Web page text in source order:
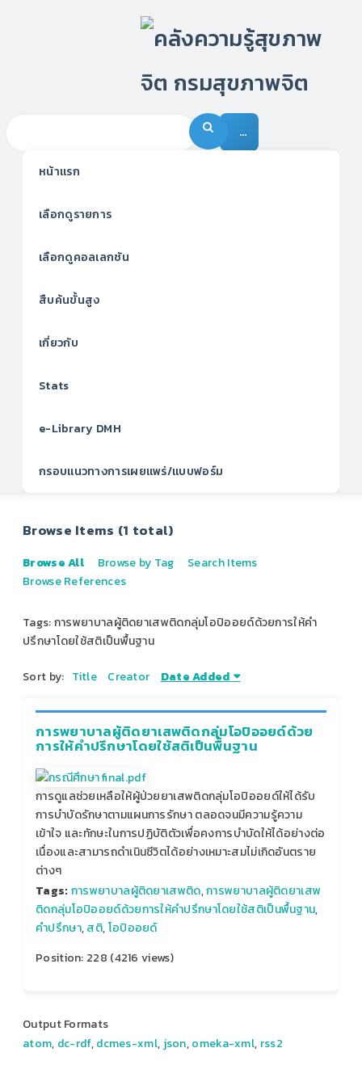
…
หน้าแรก
เลือกดูรายการ
เลือกดูคอลเลกชัน
สืบค้นขั้นสูง
เกี่ยวกับ
Stats
e-Library DMH
กรอบแนวทางการเผยแพร่/แบบฟอร์ม
Browse Items (1 total)
Browse All Browse by Tag
Search Items
Browse References
Tags: การพยาบาลผู้ติดยาเสพติดกลุ่มโอปิออยด์ด้วยการให้คำ
ปรึกษาโดยใช้สติเป็นพื้นฐาน
Sort by: Title Creator Date Added
การพยาบาลผู้ติดยาเสพติดกลุ่มโอปิออยด์ด้วย
การให้คำปรึกษาโดยใช้สติเป็นพื้นฐาน
การดูแลช่วยเหลือให้ผู้ป่วยยาเสพติดกลุ่มโอปิออยด์ให้ได้รับ
การบำบัดรักษาตามแผนการรักษา ตลอดจนมีความรู้ความ
เข้าใจ และทักษะในการปฏิบัติตัวเพื่อคงการบำบัดให้ได้อย่างต่อ
เนื่องและสามารถดำเนินชีวิตได้อย่างเหมาะสมไม่เกิดอันตราย
ต่างๆ
Tags: การพยาบาลผู้ติดยาเสพติด,การพยาบาลผู้ติดยาเสพ
ติดกลุ่มโอปิออยด์ด้วยการให้คำปรึกษาโดยใช้สติเป็นพื้นฐาน,
คำปรึกษา,สติ,โอปิออยด์
Position: 228 (4216 views)
Output Formats
atom, dc-rdf,dcmes-xml, json,omeka-xml, rss2